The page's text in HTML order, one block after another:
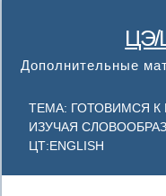
ЦЭ/
Дополнительные
ТЕМА: ГОТОВИМСЯ К
ИЗУЧАЯ
ЦТ:ENGLISH